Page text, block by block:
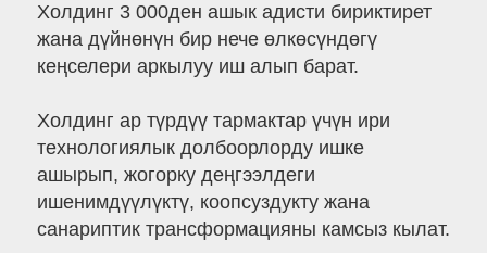
Холдинг 3 000ден ашык адисти бириктирет
жана дүйнөнүн бир нече өлкөсүндөгү
кеңселери аркылуу иш алып барат.
Холдинг ар түрдүү тармактар үчүн ири
технологиялык долбоорлорду ишке
ашырып, жогорку деңгээлдеги
ишенимдүүлүктү, коопсуздукту жана
санариптик трансформацияны камсыз кылат.